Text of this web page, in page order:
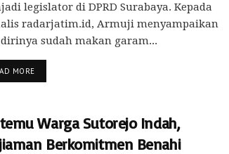
legislator di DPRD Surabaya. Kepada
radarjatim.id, Armuji menyampaikan
sudah makan garam...
MORE
Warga Sutorejo Indah,
Berkomitmen Benahi